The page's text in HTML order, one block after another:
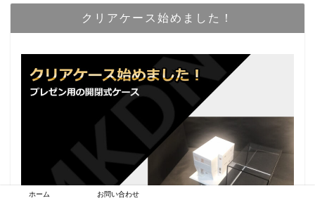
クリアケース始めました！
ホーム お問い合わせ